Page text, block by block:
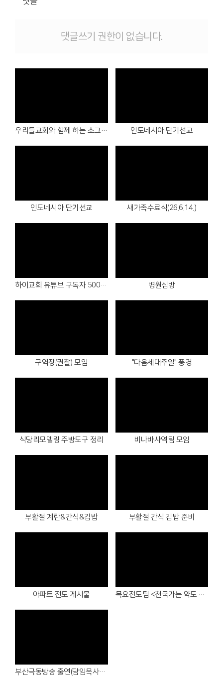
# 첨부 11.BandPhoto_2026_05_11_23_40_09.jpg
# 첨부 14.BandPhoto_2026_05_11_23_40_29.jpg
댓글쓰기 권한이 없습니다.
우리들교회와 함께 하는 소그룹모임(26.7.16.~18.) 인도네시아 단기선교
인도네시아 단기선교 새가족수료식(26.6.14.)
하이교회 유튜브 구독자 500명 달성 병원심방
구역장(권찰) 모임 "다음세대주일" 풍경
식당리모델링 주방도구 정리 비나바사역팀 모임
부활절 계란&간식&김밥 부활절 간식 김밥 준비
아파트 전도 게시물 목요전도팀 <천국가는 약도 연습>
부산극동방송 출연(담임목사&사모)